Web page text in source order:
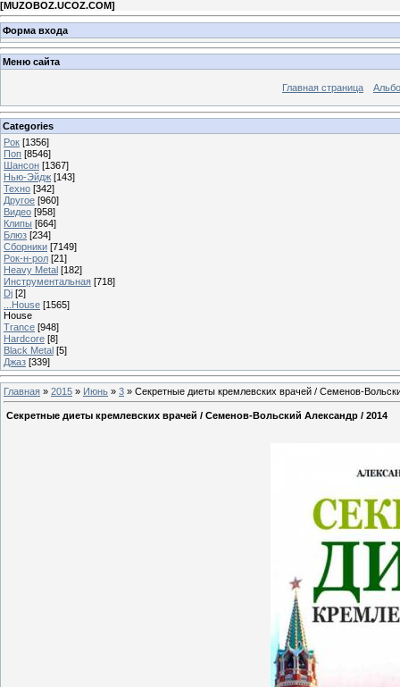
[MUZOBOZ.UCOZ.COM]
Форма входа
Меню сайта
Главная страница
Categories
Рок [1356]
Поп [8546]
Шансон [1367]
Нью-Эйдж [143]
Техно [342]
Другое [960]
Видео [958]
Клипы [664]
Блюз [234]
Сборники [7149]
Рок-н-рол [21]
Heavy Metal [182]
Инструментальная [718]
Dj [2]
...House [1565]
House
Trance [948]
Hardcore [8]
Black Metal [5]
Джаз [339]
Главная » 2015 » Июнь » 3 » Секретные диеты кремлевских врачей / Семенов-
Секретные диеты кремлевских врачей / Семенов-Вольский Александр / 2014